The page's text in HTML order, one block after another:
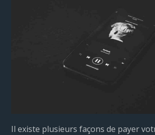
Il existe plusieurs façons de payer